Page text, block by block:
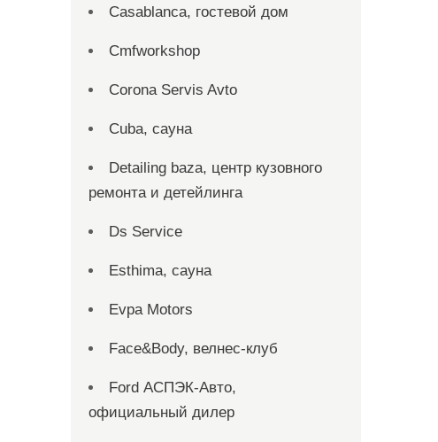
Casablanca, гостевой дом
Cmfworkshop
Corona Servis Avto
Cuba, сауна
Detailing baza, центр кузовного
ремонта и детейлинга
Ds Service
Esthima, сауна
Evpa Motors
Face&Body, велнес-клуб
Ford АСПЭК-Авто,
официальный дилер